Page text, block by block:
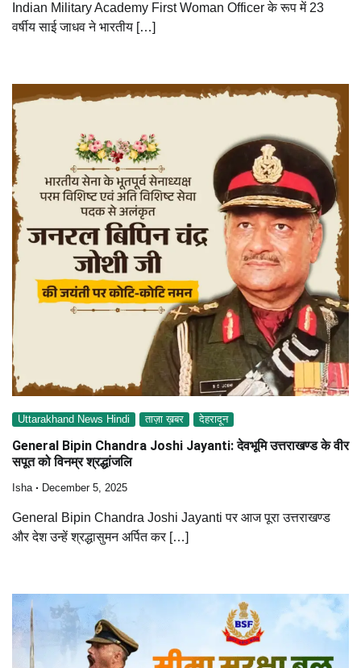
Indian Military Academy First Woman Officer के रूप में 23
वर्षीय साई जाधव ने भारतीय […]
Uttarakhand News Hindi ताज़ा ख़बर देहरादून
General Bipin Chandra Joshi Jayanti: देवभूमि उत्तराखण्ड के वीर
सपूत को विनम्र श्रद्धांजलि
Isha December 5, 2025
General Bipin Chandra Joshi Jayanti पर आज पूरा उत्तराखण्ड
और देश उन्हें श्रद्धासुमन अर्पित कर […]